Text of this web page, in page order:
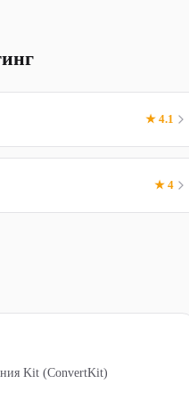
★ 4.1
★ 4
Kit (ConvertKit)